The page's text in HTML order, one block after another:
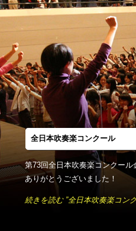
全日本吹奏楽コンクール
第73回全日本吹奏楽コンクー
ありがとうございました！
続きを読む ”全日本吹奏楽コン